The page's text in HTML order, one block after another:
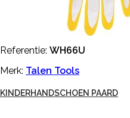
Referentie: WH66U
Merk: Talen Tools
KINDERHANDSCHOEN PAARD